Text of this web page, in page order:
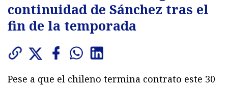
continuidad de Sánchez tras el
fin de la temporada
Pese a que el chileno termina contrato este 30